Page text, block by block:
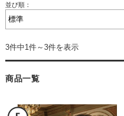
並び順：
3件中1件～3件を表示
商品一覧